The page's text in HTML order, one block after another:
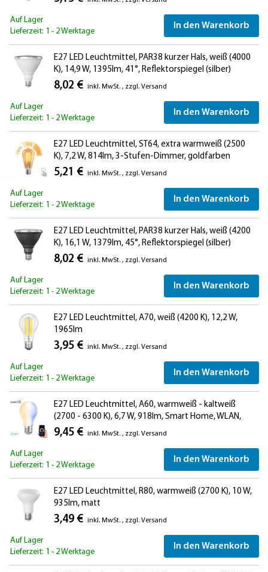
Auf Lager
Lieferzeit: 1 - 2 Werktage
In den Warenkorb
E27 LED Leuchtmittel, PAR38 kurzer Hals, weiß (4000
K), 14,9 W, 1395lm, 41°, Reflektorspiegel (silber)
8,02 € inkl. MwSt. , zzgl. Versand
Auf Lager
Lieferzeit: 1 - 2 Werktage
In den Warenkorb
E27 LED Leuchtmittel, ST64, extra warmweiß (2500
K), 7,2 W, 814lm, 3-Stufen-Dimmer, goldfarben
5,21 € inkl. MwSt. , zzgl. Versand
Auf Lager
Lieferzeit: 1 - 2 Werktage
In den Warenkorb
E27 LED Leuchtmittel, PAR38 kurzer Hals, weiß (4200
K), 16,1 W, 1379lm, 45°, Reflektorspiegel (silber)
8,02 € inkl. MwSt. , zzgl. Versand
Auf Lager
Lieferzeit: 1 - 2 Werktage
In den Warenkorb
E27 LED Leuchtmittel, A70, weiß (4200 K), 12,2 W,
1965lm
3,95 € inkl. MwSt. , zzgl. Versand
Auf Lager
Lieferzeit: 1 - 2 Werktage
In den Warenkorb
E27 LED Leuchtmittel, A60, warmweiß - kaltweiß
(2700 - 6300 K), 6,7 W, 918lm, Smart Home, WLAN,
Alexa, Milchglas
9,45 € inkl. MwSt. , zzgl. Versand
Auf Lager
Lieferzeit: 1 - 2 Werktage
In den Warenkorb
E27 LED Leuchtmittel, R80, warmweiß (2700 K), 10 W,
935lm, matt
3,49 € inkl. MwSt. , zzgl. Versand
Auf Lager
Lieferzeit: 1 - 2 Werktage
In den Warenkorb